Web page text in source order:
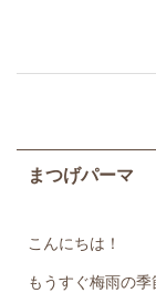
まつげパーマ
こんにちは！
もうすぐ梅雨の